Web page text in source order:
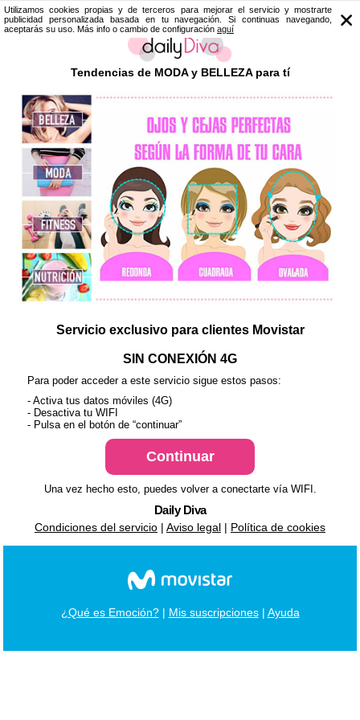
Utilizamos cookies propias y de terceros para mejorar el servicio y mostrarte
publicidad personalizada basada en tu navegación. Si continuas navegando,
aceptarás su uso. Más info o cambio de configuración aguí
Tendencias de MODA y BELLEZA para tí
Servicio exclusivo para clientes Movistar
SIN CONEXIÓN 4G
Para poder acceder a este servicio sigue estos pasos:
- Activa tus datos móviles (4G)
- Desactiva tu WIFI
- Pulsa en el botón de “continuar”
Una vez hecho esto, puedes volver a conectarte vía WIFI.
Daily Diva
Condiciones del servicio | Aviso legal | Política de cookies
¿Qué es Emoción?| Mis suscripciones| Ayuda